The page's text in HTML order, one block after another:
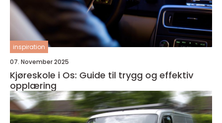
inspiration
07. November 2025
Kjøreskole i Os: Guide til trygg og effektiv
opplæring